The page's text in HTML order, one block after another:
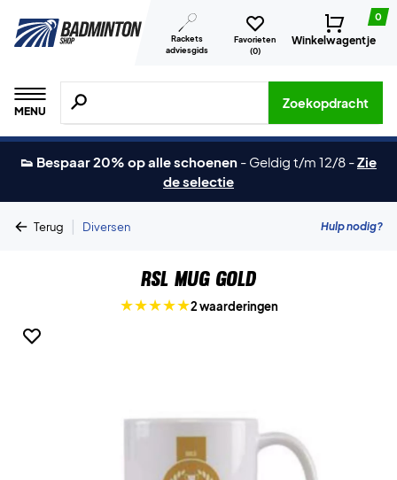
Rackets
adviesgids
Favorieten
(0)
0
Winkelwagentje
MENU
Zoeken naar producten, merken etc.
Zoekopdracht
👟 Bespaar 20% op alle schoenen - Geldig t/m 12/8 -Zie
de selectie
Terug | Diversen Hulp nodig?
RSL Mug Gold
2 waarderingen